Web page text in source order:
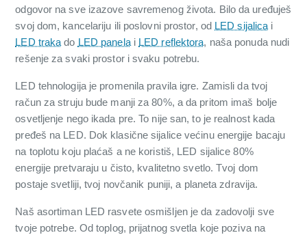
odgovor na sve izazove savremenog života. Bilo da uređuješ
svoj dom, kancelariju ili poslovni prostor, od LED sijalicai
LED trakado LED panelai LED reflektora, naša ponuda nudi
rešenje za svaki prostor i svaku potrebu.
LED tehnologija je promenila pravila igre. Zamisli da tvoj
račun za struju bude manji za 80%, a da pritom imaš bolje
osvetljenje nego ikada pre. To nije san, to je realnost kada
pređeš na LED. Dok klasične sijalice većinu energije bacaju
na toplotu koju plaćaš a ne koristiš, LED sijalice 80%
energije pretvaraju u čisto, kvalitetno svetlo. Tvoj dom
postaje svetliji, tvoj novčanik puniji, a planeta zdravija.
Naš asortiman LED rasvete osmišljen je da zadovolji sve
tvoje potrebe. Od toplog, prijatnog svetla koje poziva na